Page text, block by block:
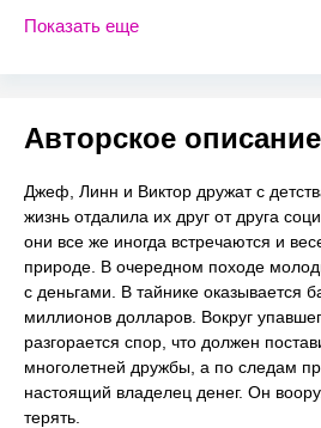
Показать еще
Авторское описание
Джеф, Линн и Виктор дружат с
жизнь отдалила их друг от друга
они все же иногда встречаются и
природе. В очередном походе
с деньгами. В тайнике оказывается
миллионов долларов. Вокруг
разгорается спор, что должен
многолетней дружбы, а по следам
настоящий владелец денег. Он
терять.